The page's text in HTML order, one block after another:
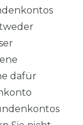
dafür